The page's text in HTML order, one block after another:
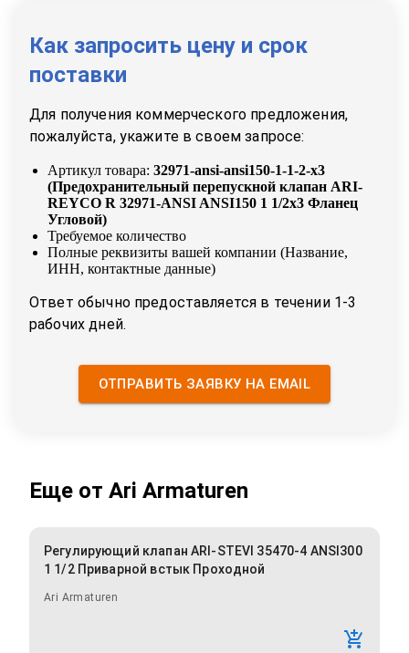
Как запросить цену и срок
поставки
Для получения коммерческого предложения,
пожалуйста, укажите в своем запросе:
Артикул товара: 32971-ansi-ansi150-1-1-2-x3
(Предохранительный перепускной клапан ARI-
REYCO R 32971-ANSI ANSI150 1 1/2x3 Фланец
Угловой)
Требуемое количество
Полные реквизиты вашей компании (Название,
ИНН, контактные данные)
Ответ обычно предоставляется в течении 1-3
рабочих дней.
ОТПРАВИТЬ ЗАЯВКУ НА EMAIL
Еще от Ari Armaturen
Регулирующий клапан ARI-STEVI 35470-4 ANSI300
1 1/2 Приварной встык Проходной
Ari Armaturen